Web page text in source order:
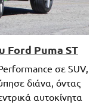
Ford Puma ST
σε SUV,
διάνα, όντας
αυτοκίνητα